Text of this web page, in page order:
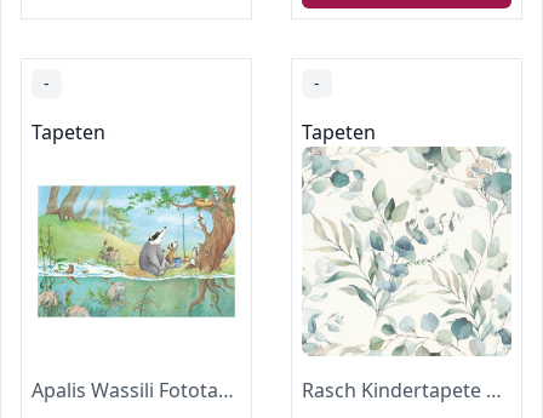
-
Tapeten
Apalis Wassili Fototapete Ein Fahrstuhl für Elsa I liebevolle Tapete Kinderzimmer, Wassili fototapete Kinderzimmer, Wandbild Wald, Wassili Waschbär Tapete,Marken Tapeten I HxB: 190x288 cm
-
Tapeten
Rasch Kindertapete Eukalyptus Kids World II - Florale Vliestapete Zweige in Creme Grün für ein natürliches Wohnambiente im Mädchen und Jungen Zimmer - 10,05 m x 0,53 m